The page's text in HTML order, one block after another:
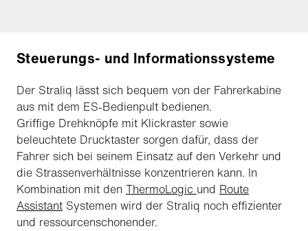
Steuerungs- und Informationssysteme
Der Straliq lässt sich bequem von der Fahrerkabine
aus mit dem ES-Bedienpult bedienen.
Griffige Drehknöpfe mit Klickraster sowie
beleuchtete Drucktaster sorgen dafür, dass der
Fahrer sich bei seinem Einsatz auf den Verkehr und
die Strassenverhältnisse konzentrieren kann. In
Kombination mit den ThermoLogic und Route
Assistant Systemen wird der Straliq noch effizienter
und ressourcenschonender.